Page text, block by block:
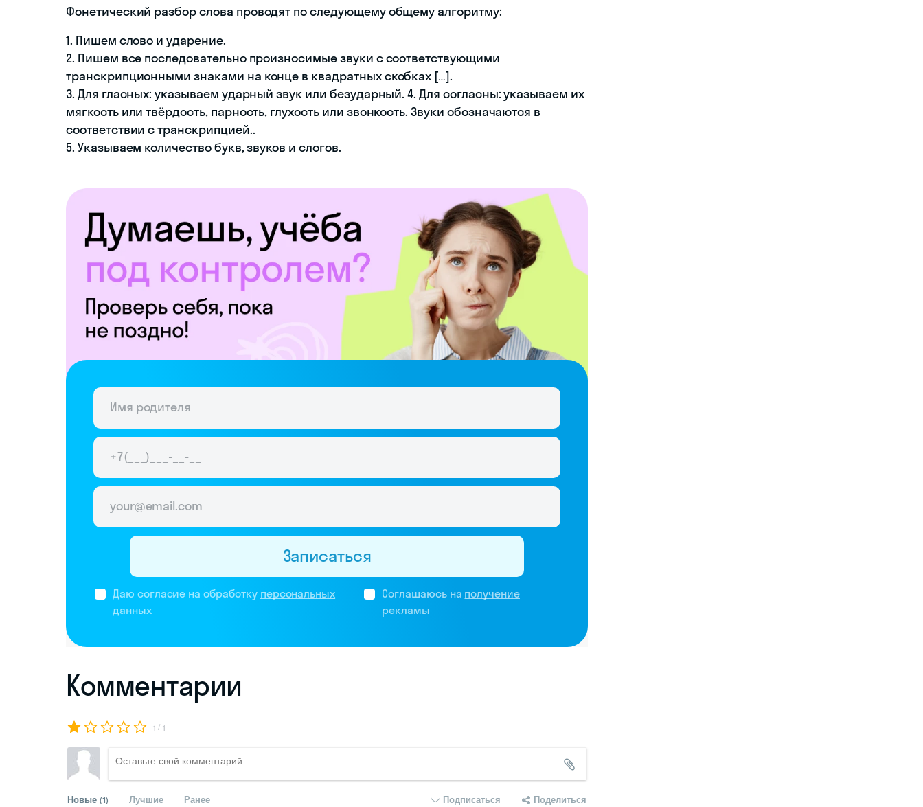
Фонетический разбор слова проводят по следующему общему алгоритму:
1. Пишем слово и ударение.
2. Пишем все последовательно произносимые звуки с соответствующими
транскрипционными знаками на конце в квадратных скобках […].
3. Для гласных: указываем ударный звук или безударный. 4. Для согласны: указываем их
мягкость или твёрдость, парность, глухость или звонкость. Звуки обозначаются в
соответствии с транскрипцией..
5. Указываем количество букв, звуков и слогов.
Даю согласие на обработку персональных
данных
Соглашаюсь на получение
рекламы
Записаться
Комментарии
1 / 1
Новые (1) Лучшие Ранее Подписаться Поделиться